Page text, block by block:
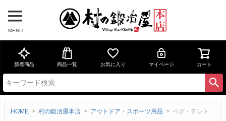
MENU
新着商品 商品一覧 お気に入り マイページ カート
HOME 村の鍛冶屋本店 アウトドア・スポーツ用品 ペグ・テント